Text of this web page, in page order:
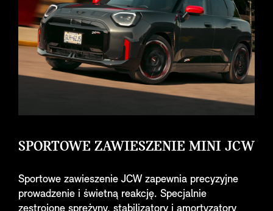
SPORTOWE ZAWIESZENIE MINI JCW
Sportowe zawieszenie JCW zapewnia precyzyjne
prowadzenie i świetną reakcję. Specjalnie
zestrojone sprężyny, stabilizatory i amortyzatory